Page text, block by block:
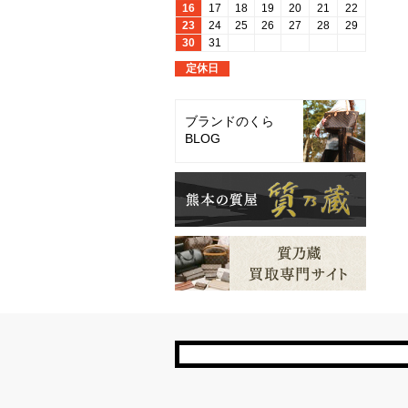
ブランドのくら
BLOG